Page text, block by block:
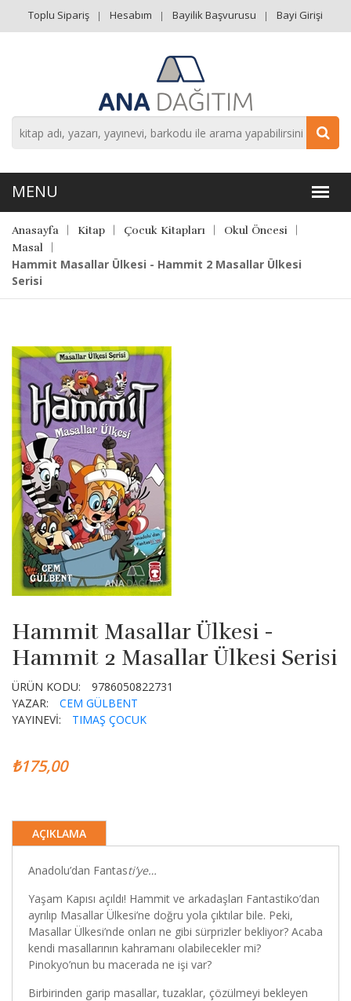
Toplu Sipariş Hesabım Bayilik Başvurusu Bayi Girişi
Anasayfa Kitap Çocuk Kitapları
Okul Öncesi
Masal
Hammit Masallar Ülkesi - Hammit 2 Masallar Ülkesi
Serisi
Hammit Masallar Ülkesi -
Hammit 2 Masallar Ülkesi Serisi
ÜRÜN KODU:
9786050822731
YAZAR:
CEM GÜLBENT
YAYINEVİ:
TIMAŞ ÇOCUK
₺175,00
AÇIKLAMA
Anadolu’dan Fantasti’ye…
Yaşam Kapısı açıldı! Hammit ve arkadaşları Fantastiko’dan
ayrılıp Masallar Ülkesi’ne doğru yola çıktılar bile. Peki,
Masallar Ülkesi’nde onları ne gibi sürprizler bekliyor? Acaba
kendi masallarının kahramanı olabilecekler mi?
Pinokyo’nun bu macerada ne işi var?
Birbirinden garip masallar, tuzaklar, çözülmeyi bekleyen